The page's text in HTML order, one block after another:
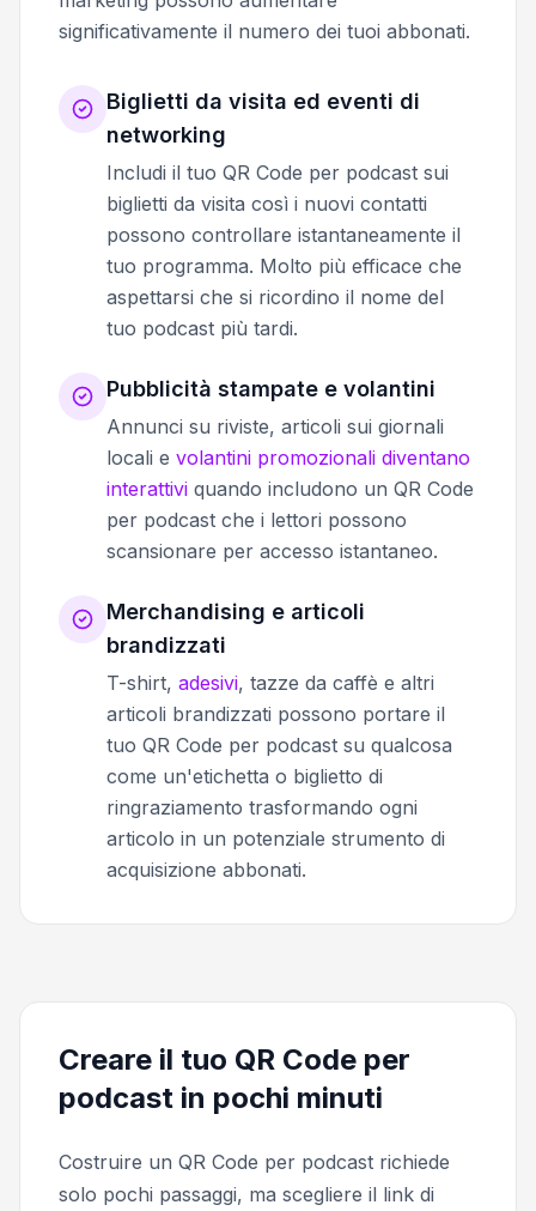
significativamente il numero dei tuoi abbonati.
Biglietti da visita ed eventi di
networking
Includi il tuo QR Code per podcast sui
biglietti da visita così i nuovi contatti
possono controllare istantaneamente il
tuo programma. Molto più efficace che
aspettarsi che si ricordino il nome del
tuo podcast più tardi.
Pubblicità stampate e volantini
Annunci su riviste, articoli sui giornali
locali e volantini promozionali diventano
interattivi quando includono un QR Code
per podcast che i lettori possono
scansionare per accesso istantaneo.
Merchandising e articoli
brandizzati
T-shirt, adesivi, tazze da caffè e altri
articoli brandizzati possono portare il
tuo QR Code per podcast su qualcosa
come un'etichetta o biglietto di
ringraziamento trasformando ogni
articolo in un potenziale strumento di
acquisizione abbonati.
Creare il tuo QR Code per
podcast in pochi minuti
Costruire un QR Code per podcast richiede
solo pochi passaggi, ma scegliere il link di